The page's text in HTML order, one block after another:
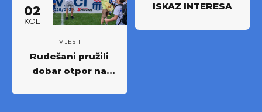
02
KOL
VIJESTI
Rudešani pružili
dobar otpor na
ISKAZ INTERESA